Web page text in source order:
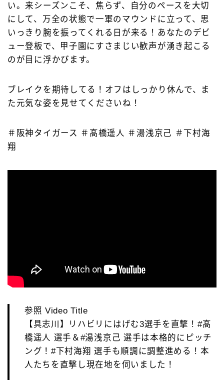
い。来シーズンこそ、焦らず、自分のペースを大切
にして、万全の状態で一軍のマウンドに立って、思
いっきり腕を振ってくれる日が来る！あなたのデビ
ュー登板で、甲子園にすさまじい歓声が湧き起こる
のが目に浮かびます。
ブレイクを期待してる！オフはしっかり休んで、ま
た元気な姿を見せてくださいね！
＃阪神タイガース ＃髙橋遥人 ＃湯浅京己 ＃下村海
翔
参照 Video Title
【具志川】リハビリにはげむ3選手を直撃！#髙
橋遥人 選手＆#湯浅京己 選手は本格的にピッチ
ング！#下村海翔 選手も順調に調整進める！本
人たちを直撃し現在地を伺いました！